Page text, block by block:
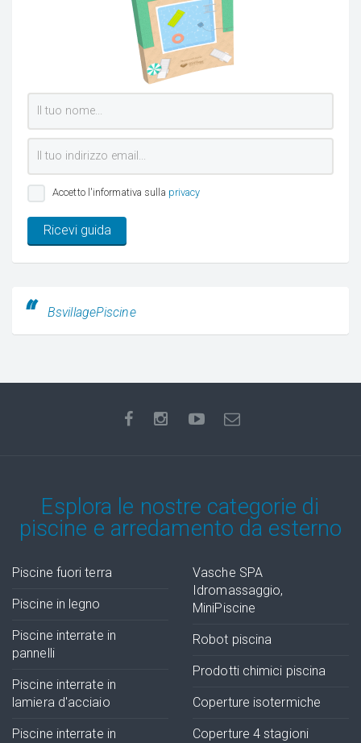
Accetto l'informativa sulla privacy
Ricevi guida
BsvillagePiscine
Esplora le nostre categorie di
piscine e arredamento da esterno
Piscine fuori terra
Piscine in legno
Piscine interrate in
pannelli
Piscine interrate in
lamiera d'acciaio
Piscine interrate in
Vasche SPA
Idromassaggio,
MiniPiscine
Robot piscina
Prodotti chimici piscina
Coperture isotermiche
Coperture 4 stagioni